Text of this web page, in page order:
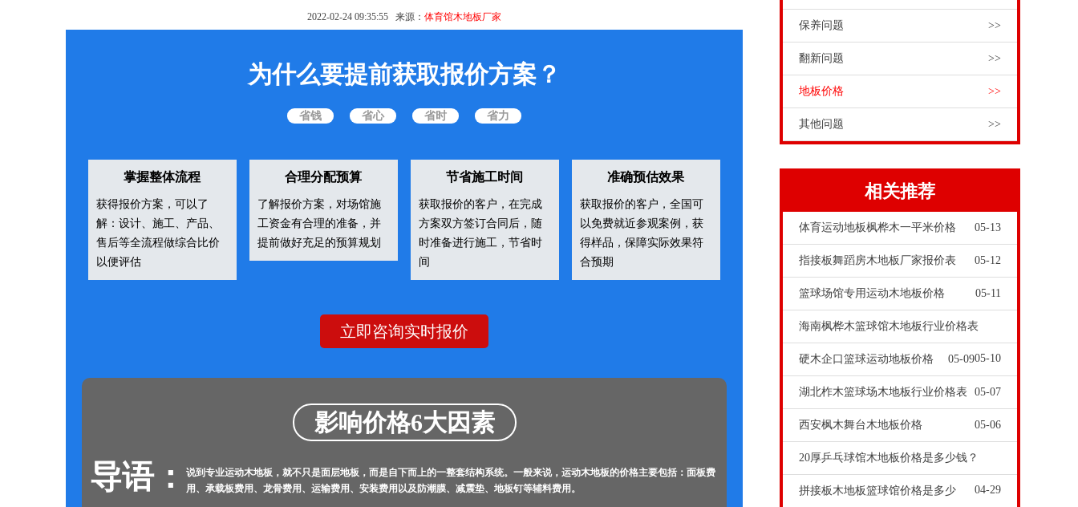
2022-02-24 09:35:55 来源： 体育馆木地板厂家
为什么要提前获取报价方案？
省钱 省心 省时 省力
掌握整体流程
获得报价方案，可以了
解：设计、施工、产品、
售后等全流程做综合比价
以便评估
合理分配预算
了解报价方案，对场馆施
工资金有合理的准备，并
提前做好充足的预算规划
节省施工时间
获取报价的客户，在完成
方案双方签订合同后，随
时准备进行施工，节省时
间
准确预估效果
获取报价的客户，全国可
以免费就近参观案例，获
得样品，保障实际效果符
合预期
立即咨询实时报价
影响价格6大因素
导语：
说到专业运动木地板，就不只是面层地板，而是自下而上的一整套结构系统。一般来说，运动木地板的价格主要包括：面板费
用、承载板费用、龙骨费用、运输费用、安装费用以及防潮膜、减震垫、地板钉等辅料费用。
保养问题 >>
翻新问题 >>
地板价格 >>
其他问题 >>
相关推荐
体育运动地板枫桦木一平米价格 05-13
指接板舞蹈房木地板厂家报价表 05-12
篮球场馆专用运动木地板价格 05-11
海南枫桦木篮球馆木地板行业价格表
05-10
硬木企口篮球运动地板价格 05-09
湖北柞木篮球场木地板行业价格表 05-07
西安枫木舞台木地板价格 05-06
20厚乒乓球馆木地板价格是多少钱？
04-29
拼接板木地板篮球馆价格是多少